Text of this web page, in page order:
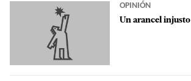
OPINIÓN
Un arancel injusto